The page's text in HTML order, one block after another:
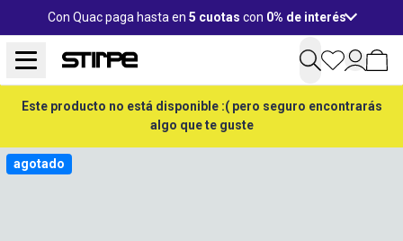
Con Quac paga hasta en 5 cuotas con 0% de interés
Este producto no está disponible :( pero seguro encontrarás
algo que te guste
agotado